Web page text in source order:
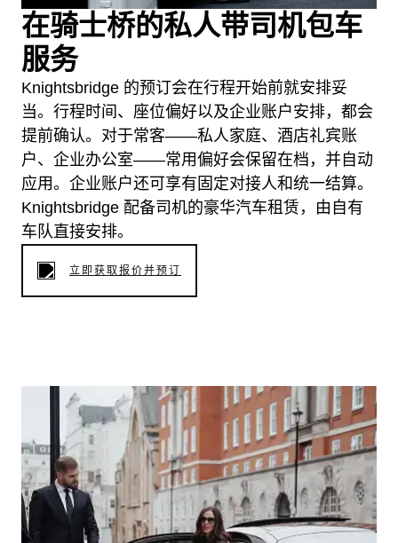
在骑士桥的私人带司机包车
服务
Knightsbridge 的预订会在行程开始前就安排妥
当。行程时间、座位偏好以及企业账户安排，都会
提前确认。对于常客——私人家庭、酒店礼宾账
户、企业办公室——常用偏好会保留在档，并自动
应用。企业账户还可享有固定对接人和统一结算。
Knightsbridge 配备司机的豪华汽车租赁，由自有
车队直接安排。
立即获取报价并预订